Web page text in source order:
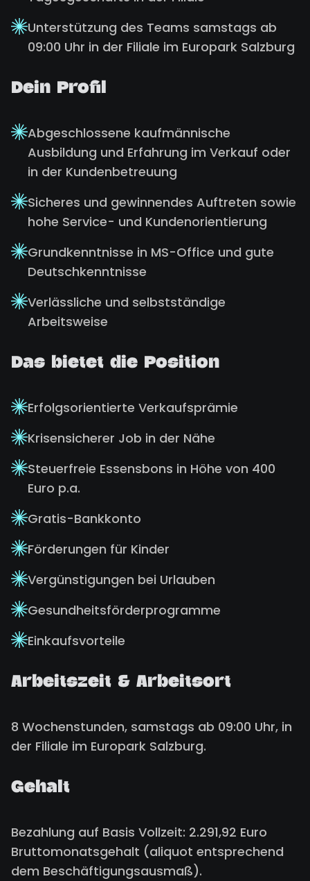
Unterstützung des Teams samstags ab
09:00 Uhr in der Filiale im Europark Salzburg
Dein Profil
Abgeschlossene kaufmännische
Ausbildung und Erfahrung im Verkauf oder
in der Kundenbetreuung
Sicheres und gewinnendes Auftreten sowie
hohe Service- und Kundenorientierung
Grundkenntnisse in MS-Office und gute
Deutschkenntnisse
Verlässliche und selbstständige
Arbeitsweise
Das bietet die Position
Erfolgsorientierte Verkaufsprämie
Krisensicherer Job in der Nähe
Steuerfreie Essensbons in Höhe von 400
Euro p.a.
Gratis-Bankkonto
Förderungen für Kinder
Vergünstigungen bei Urlauben
Gesundheitsförderprogramme
Einkaufsvorteile
Arbeitszeit & Arbeitsort
8 Wochenstunden, samstags ab 09:00 Uhr, in
der Filiale im Europark Salzburg.
Gehalt
Bezahlung auf Basis Vollzeit: 2.291,92 Euro
Bruttomonatsgehalt (aliquot entsprechend
dem Beschäftigungsausmaß).